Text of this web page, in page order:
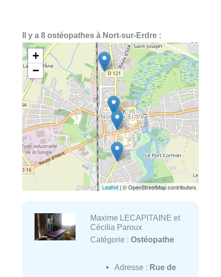
Il y a 8 ostéopathes à Nort-sur-Erdre :
+
−
Leaflet | © OpenStreetMap contributors
Maxime LECAPITAINE et
Cécilia Paroux
Catégorie : Ostéopathe
Adresse : Rue de